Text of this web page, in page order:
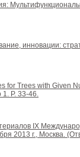
инновации:
for Trees with Given
1. P. 33-46.
IX
2013 г., Москва.